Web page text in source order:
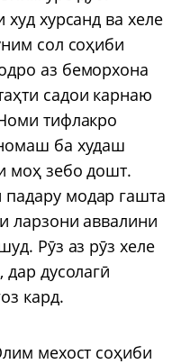
хурсанд ва хеле
сол соҳиби
аз беморхона
садои карнаю
тифлакро
ба худаш
моҳ зебо дошт.
модар гашта
ларзони аввалини
Рӯз аз рӯз хеле
дусолагӣ
кард.
мехост соҳиби